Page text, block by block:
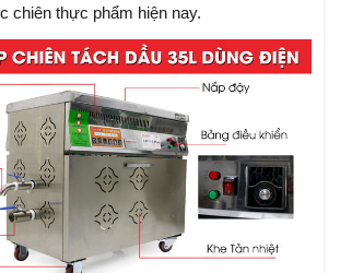
chiên thực phẩm hiện nay.